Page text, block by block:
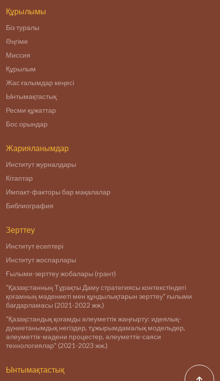
Құрылымы
Біз туралы
Әңгіме
Миссия
Құрылым
Жас ғалымдар кеңесі
Ынтымақтастық
Ресми құжаттар
Бос орындар
Жарияланымдар
Институт журналдары
Кітаптар
Импакт-факторы бар мақалалар
Библиография
Зерттеу
Институт есептері
Институт жоспарлары
Ғылыми-зерттеу жобалары (грант)
"Қазақстанның Тұрақты Даму стратегиясы контекстіндегі
қоғамның мәдениеті мен құндылықтарын зерттеу" ғылыми
бағдарламасы (2021-2022 жж.)
"Қазақстандық қоғамды әлеуметтік жаңғырту: идеялық-
дүниетанымдық негіздер, тұжырымдамалық модельдер,
әлеуметтік-мәдени процестер, әлеуметтік-саяси
технологиялар" (2021-2023 жж.)
Ынтымақтастық